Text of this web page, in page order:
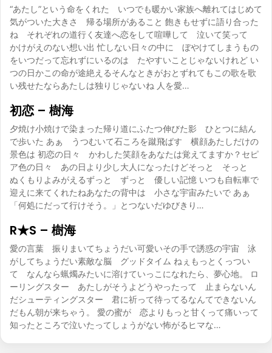
“あたし”という命をくれた いつでも暖かい家族へ離れてはじめて
気がついた大きさ 帰る場所があること 飽きもせずに語り合った
ね それぞれの道行く友達へ恋をして喧嘩して 泣いて笑って
かけがえのない想い出 忙しない日々の中に ぼやけてしまうもの
をいつだって忘れずにいるのは たやすいことじゃないけれど い
つの日かこの命が途絶えるそんなときがおとずれてもこの歌を歌
い残せたならあたしは独りじゃないね 人を愛…
初恋 – 樹海
夕焼け小焼けで染まった帰り道にふたつ伸びた影 ひとつに結ん
で歩いた あぁ うつむいて石ころを蹴飛ばす 横顔あたしだけの
景色は 初恋の日々 かわした笑顔をあなたは覚えてますか？セピ
ア色の日々 あの日より少し大人になったけどそっと そっと
ぬくもりよみがえるずっと ずっと 優しい記憶 いつも自転車で
迎えに来てくれたねあなたの背中は 小さな宇宙みたいで あぁ
「何処にだって行けそう。」とつないだゆびきり…
R★S – 樹海
愛の言葉 振りまいてちょうだい可愛いその手で誘惑の宇宙 泳
がしてちょうだい素敵な脳 グッドタイム ねぇもっとくっつい
て なんなら蝋燭みたいに溶けていっこになれたら、夢心地。 ロ
ーリングスター あたしがそうよどうやったって 止まらないん
だシューティングスター 君に祈って待ってるなんてできないん
だもん朝が来ちゃう。 愛の蜜が 恋よりもっと甘くって痛いって
知ったところで泣いたってしょうがない怖がるヒマな…